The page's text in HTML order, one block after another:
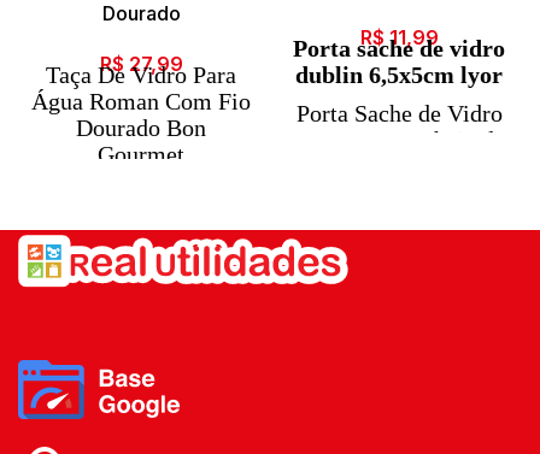
Dourado
R$ 27,99
Taça De Vidro Para
Água Roman Com Fio
Dourado Bon
Gourmet
sofisticada com esse
Conjunto de Taças. O
sofisticação. A
apresentação durante
R$ 11,99
Porta sache de vidro
dublin 6,5x5cm lyor
Porta Sache de Vidro
Faces Um ar cheio de
com esse porta sache